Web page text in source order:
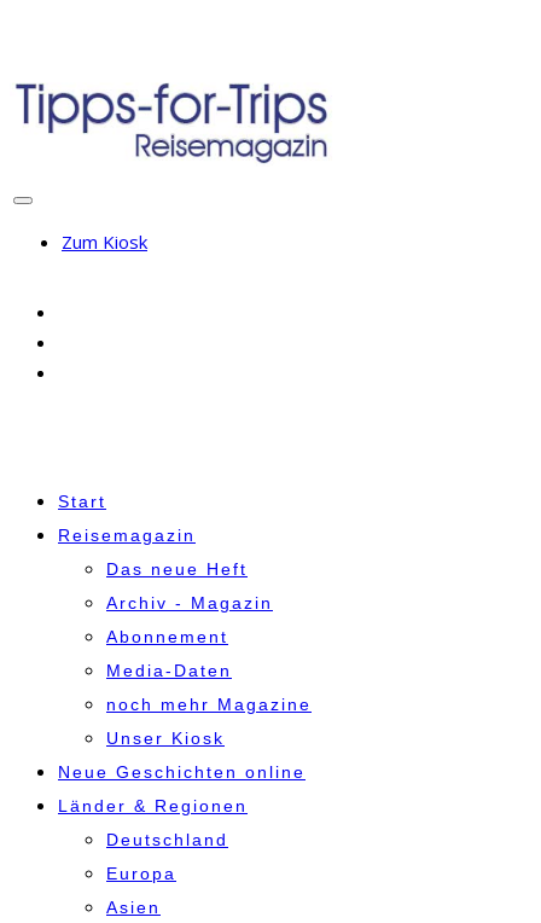
Zum Kiosk
Start
Reisemagazin
Das neue Heft
Archiv - Magazin
Abonnement
Media-Daten
noch mehr Magazine
Unser Kiosk
Neue Geschichten online
Länder & Regionen
Deutschland
Europa
Asien